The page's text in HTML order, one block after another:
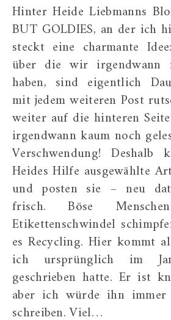
Hinter Heide Liebmanns Blogparade OLDIES
BUT GOLDIES, an der ich
steckt eine charmante
über die wir irgendwann
haben, sind eigentlich
mit jedem weiteren Post
weiter auf die hinteren
irgendwann kaum noch
Verschwendung!
Heides Hilfe ausgewählte
und posten sie – neu
frisch. Böse
Etikettenschwindel
es Recycling. Hier kommt
ich ursprünglich im
geschrieben hatte. Er ist
aber ich würde ihn immer
schreiben. Viel…